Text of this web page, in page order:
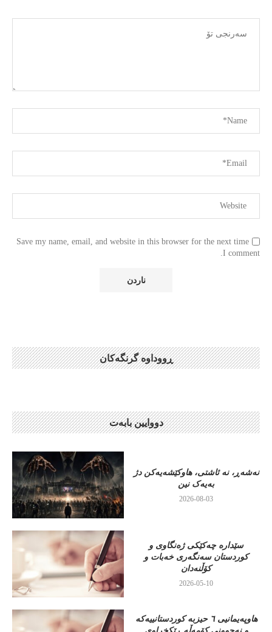
Save my name, email, and website in this browser for the next time
I comment.
ڕووداوە گرنگەکان
دووایین بابەت
نەشەڕ، نە ئاشتی، هاوکێشەیەکن دژ
بەیەک نین
2026-08-03
سێدارە چەکێکی ژەنگاوی و
کوردستان سەنگەری خەبات و
کۆڵنەدان
2026-05-10
هاوپەیمانیی ٦ حیزبە کوردستانییەکە